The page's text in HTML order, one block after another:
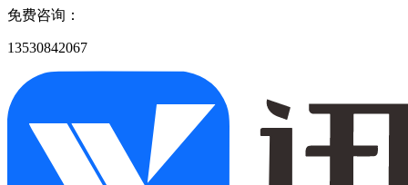
免费咨询：
13530842067